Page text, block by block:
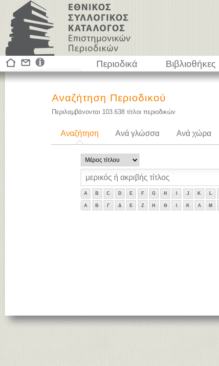
Περιοδικά Βιβλιοθήκες
Αναζήτηση Περιοδικού
Περιλαμβάνονται 103.638 τίτλοι περιοδικών
Αναζήτηση Ανά γλώσσα Ανά χώρα
A B C D E F G H J K L
Α Β Γ Δ Ε Ζ Η Θ Κ Λ Μ